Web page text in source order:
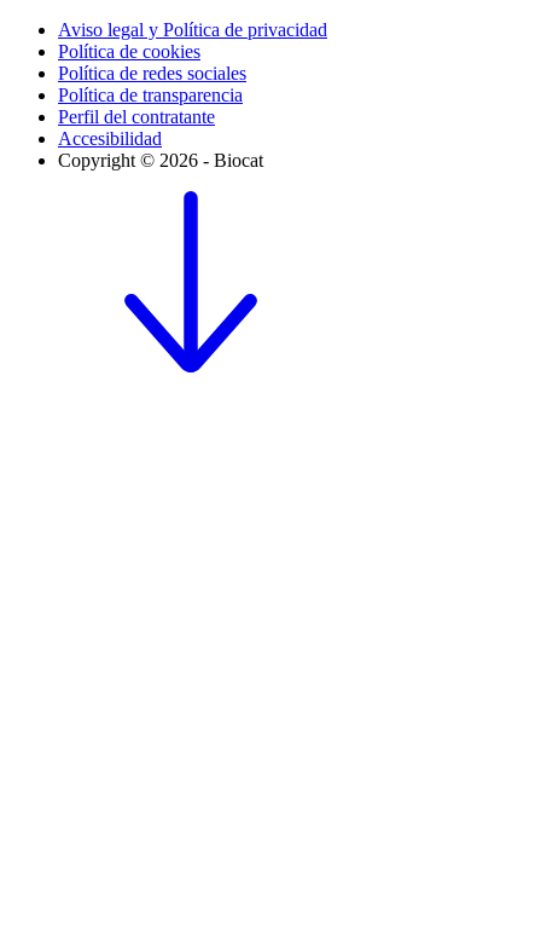
Aviso legal y Política de privacidad
Política de cookies
Política de redes sociales
Política de transparencia
Perfil del contratante
Accesibilidad
Copyright © 2026 - Biocat